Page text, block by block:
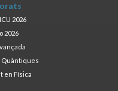
2026
2026
Quàntiques
en Física